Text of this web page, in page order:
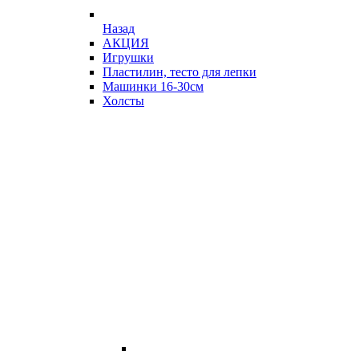
Назад
АКЦИЯ
Игрушки
Пластилин, тесто для лепки
Машинки 16-30см
Холсты